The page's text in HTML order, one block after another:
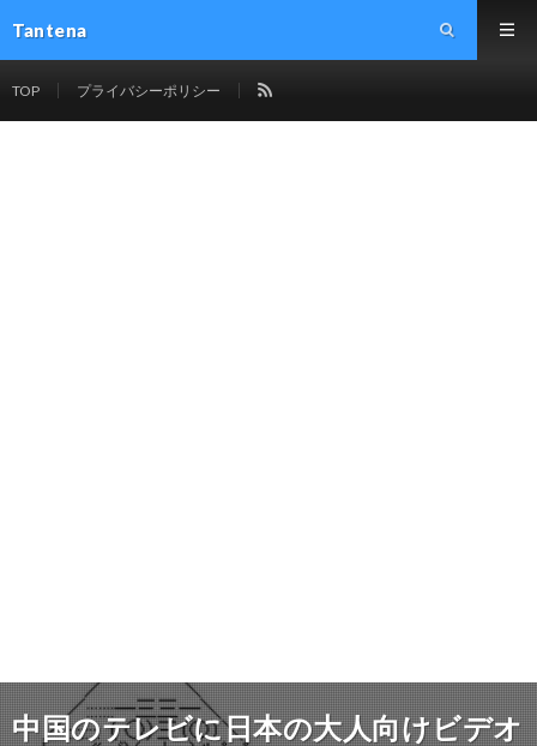
Tantena
TOP プライバシーポリシー
中国のテレビに日本の大人向けビデオ